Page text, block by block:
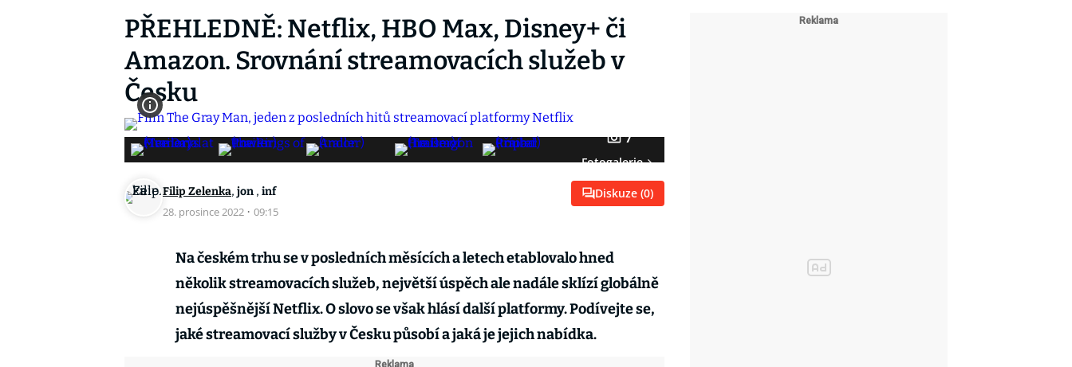
PŘEHLEDNĚ: Netflix, HBO Max, Disney+ či
Amazon. Srovnání streamovacích služeb v
Česku
7
Fotogalerie
Filip Zelenka, jon , inf
28. prosince 2022 · 09:15
Diskuze (0)
Na českém trhu se v posledních měsících a letech etablovalo hned
několik streamovacích služeb, největší úspěch ale nadále sklízí globálně
nejúspěšnější Netflix. O slovo se však hlásí další platformy. Podívejte se,
jaké streamovací služby v Česku působí a jaká je jejich nabídka.